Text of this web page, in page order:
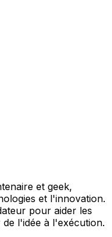
et geek,
et l'innovation.
pour aider les
l'idée à l'exécution.